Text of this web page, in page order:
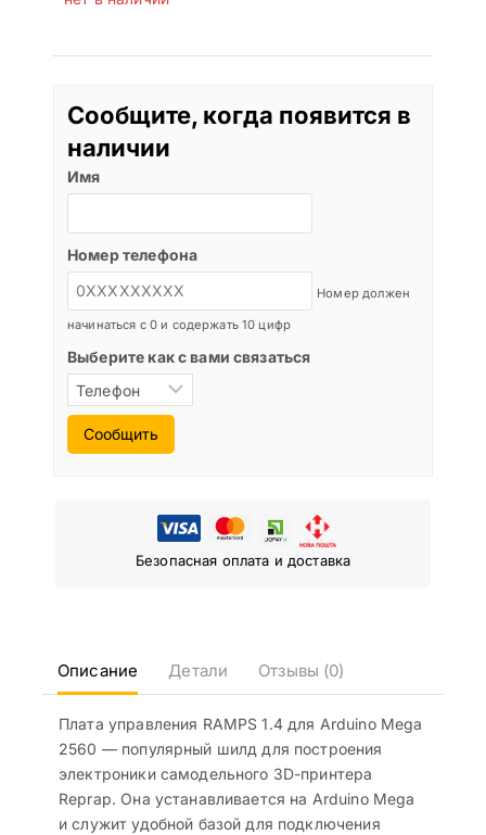
Сообщите, когда появится в
наличии
Имя
Номер телефона
Номер должен
начинаться с 0 и содержать 10 цифр
Выберите как с вами связаться
Сообщить
Безопасная оплата и доставка
Описание Детали Отзывы (0)
Плата управления RAMPS 1.4 для Arduino Mega
2560 — популярный шилд для построения
электроники самодельного 3D-принтера
Reprap. Она устанавливается на Arduino Mega
и служит удобной базой для подключения